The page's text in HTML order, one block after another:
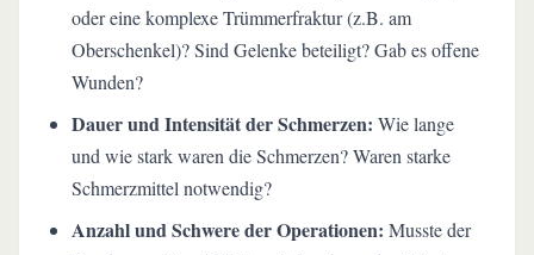
oder eine komplexe Trümmerfraktur (z.B. am
Oberschenkel)? Sind Gelenke beteiligt? Gab es offene
Wunden?
Dauer und Intensität der Schmerzen: Wie lange
und wie stark waren die Schmerzen? Waren starke
Schmerzmittel notwendig?
Anzahl und Schwere der Operationen: Musste der